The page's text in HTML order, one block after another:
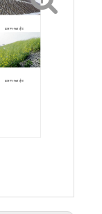
ढलान-रक्षा ईंट
ढलान-रक्षा ईंट